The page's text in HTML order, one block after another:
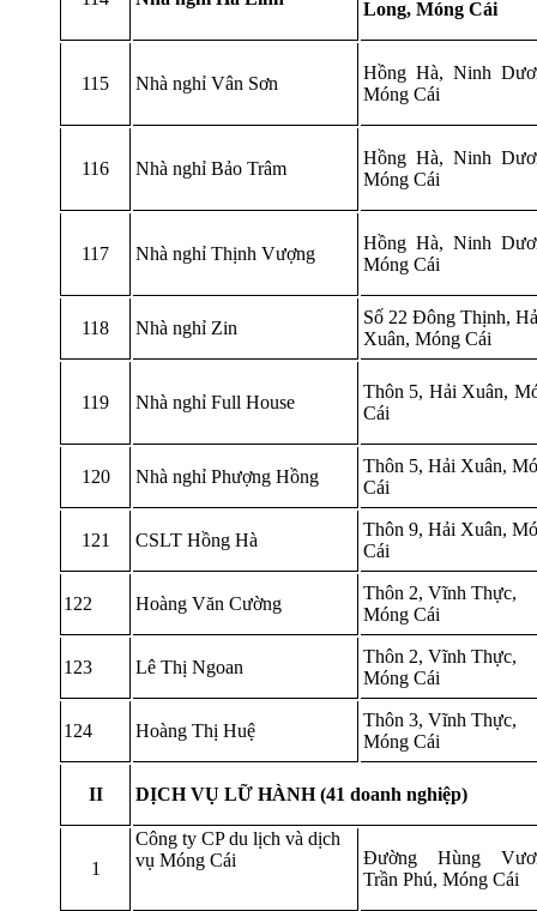
Long, Móng Cái
115 Nhà nghỉ Vân Sơn
Hồng Hà, Ninh
Móng Cái
116 Nhà nghỉ Bảo Trâm
Hồng Hà, Ninh
Móng Cái
117 Nhà nghỉ Thịnh Vượng
Hồng Hà, Ninh
Móng Cái
118 Nhà nghỉ Zin
Số 22 Đông Thịnh,
Xuân, Móng Cái
119 Nhà nghỉ Full House
Thôn 5, Hải Xuân,
Cái
120 Nhà nghỉ Phượng Hồng
Thôn 5, Hải Xuân,
Cái
121 CSLT Hồng Hà
Thôn 9, Hải Xuân,
Cái
122 Hoàng Văn Cường
Thôn 2, Vĩnh Thực,
Móng Cái
123 Lê Thị Ngoan
Thôn 2, Vĩnh Thực,
Móng Cái
124 Hoàng Thị Huệ
Thôn 3, Vĩnh Thực,
Móng Cái
II DỊCH VỤ LỮ HÀNH (41 doanh nghiệp)
1
Công ty CP du lịch và dịch
vụ Móng Cái
Đường Hùng
Trần Phú, Móng Cái